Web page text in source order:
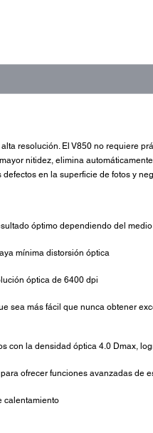
resolución. El V850 no requiere
nitidez, elimina
en la superficie de fotos y
óptimo dependiendo del
mínima distorsión óptica
óptica de 6400 dpi
sea más fácil que nunca obtener
con la densidad óptica 4.0 Dmax,
ofrecer funciones avanzadas de
calentamiento